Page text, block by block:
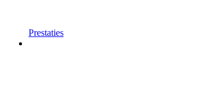
Prestaties